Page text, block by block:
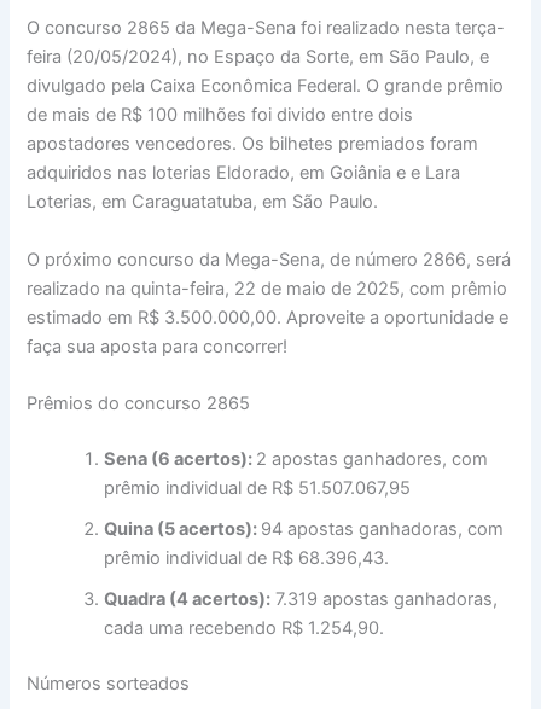
O concurso 2865 da Mega-Sena foi realizado nesta terça-
feira (20/05/2024), no Espaço da Sorte, em São Paulo, e
divulgado pela Caixa Econômica Federal. O grande prêmio
de mais de R$ 100 milhões foi divido entre dois
apostadores vencedores. Os bilhetes premiados foram
adquiridos nas loterias Eldorado, em Goiânia e e Lara
Loterias, em Caraguatatuba, em São Paulo.
O próximo concurso da Mega-Sena, de número 2866, será
realizado na quinta-feira, 22 de maio de 2025, com prêmio
estimado em R$ 3.500.000,00. Aproveite a oportunidade e
faça sua aposta para concorrer!
Prêmios do concurso 2865
Sena (6 acertos): 2 apostas ganhadores, com
prêmio individual de R$ 51.507.067,95
Quina (5 acertos): 94 apostas ganhadoras, com
prêmio individual de R$ 68.396,43.
Quadra (4 acertos): 7.319 apostas ganhadoras,
cada uma recebendo R$ 1.254,90.
Números sorteados